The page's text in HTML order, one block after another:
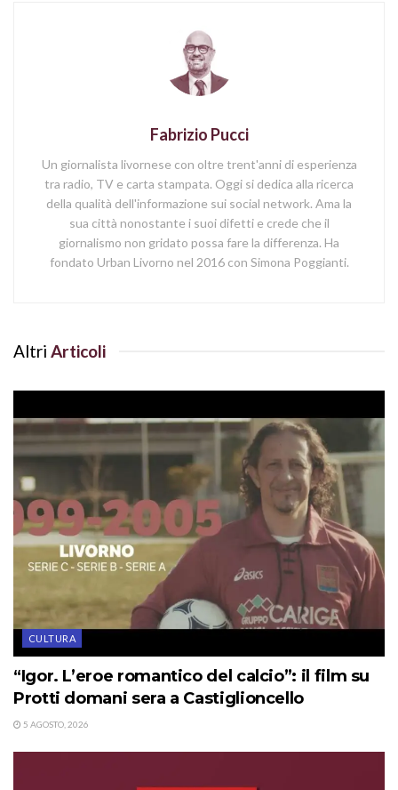
Fabrizio Pucci
Un giornalista livornese con oltre trent'anni di esperienza
tra radio, TV e carta stampata. Oggi si dedica alla ricerca
della qualità dell'informazione sui social network. Ama la
sua città nonostante i suoi difetti e crede che il
giornalismo non gridato possa fare la differenza. Ha
fondato Urban Livorno nel 2016 con Simona Poggianti.
Altri Articoli
CULTURA
“Igor. L’eroe romantico del calcio”: il film su
Protti domani sera a Castiglioncello
5 AGOSTO, 2026